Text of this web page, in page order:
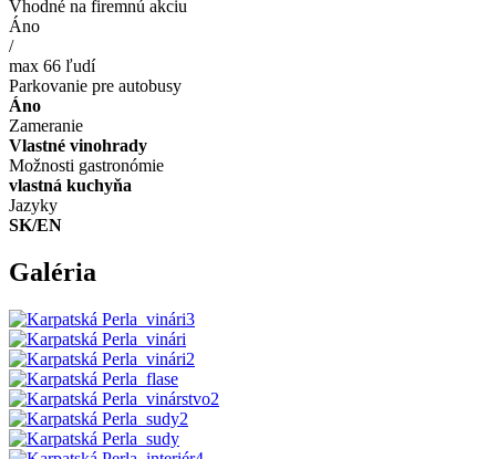
Vhodné na firemnú akciu
Áno
/
max 66 ľudí
Parkovanie pre autobusy
Áno
Zameranie
Vlastné vinohrady
Možnosti gastronómie
vlastná kuchyňa
Jazyky
SK/EN
Galéria